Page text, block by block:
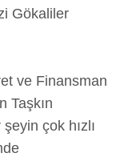
Gökaliler
ve Finansman
Taşkın
çok hızlı